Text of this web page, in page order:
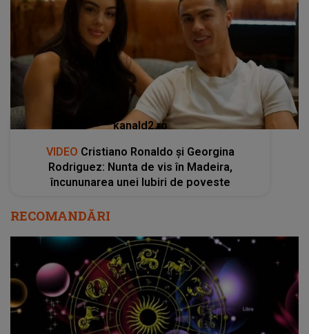
kanald2.ro
VIDEO Cristiano Ronaldo și Georgina
Rodriguez: Nunta de vis în Madeira,
încununarea unei Iubiri de poveste
RECOMANDĂRI